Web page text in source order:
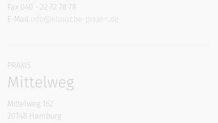
Fax 040 - 22 72 78 78
E-Mail info@klinische-praxen.de
PRAXIS
Mittelweg
Mittelweg 162
20148 Hamburg